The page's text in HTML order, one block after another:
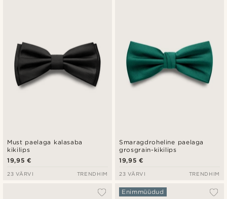
Must paelaga kalasaba
kikilips
19,95 €
23 VÄRVI TRENDHIM
Smaragdroheline paelaga
grosgrain-kikilips
19,95 €
23 VÄRVI TRENDHIM
Enimmüüdud